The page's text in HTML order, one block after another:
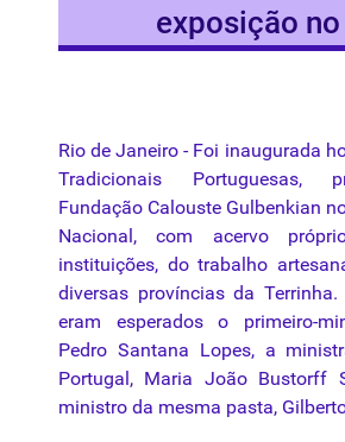
exposição no
Rio de Janeiro - Foi inaugurada
Tradicionais Portuguesas,
Fundação Calouste Gulbenkian
Nacional, com acervo
instituições, do trabalho
diversas províncias da
eram esperados o primeiro-
Pedro Santana Lopes, a
Portugal, Maria João Bustorff
ministro da mesma pasta,